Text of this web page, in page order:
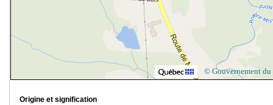
© Gouvernement du
Origine et signification